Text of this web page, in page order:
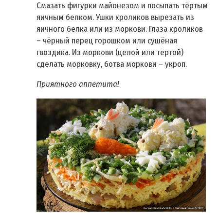
Смазать фигурки майонезом и посыпать тёртым
яичным белком. Ушки кроликов вырезать из
яичного белка или из моркови. Глаза кроликов
– чёрный перец горошком или сушёная
гвоздика. Из моркови (целой или тёртой)
сделать морковку, ботва моркови – укроп.
Приятного аппетита!